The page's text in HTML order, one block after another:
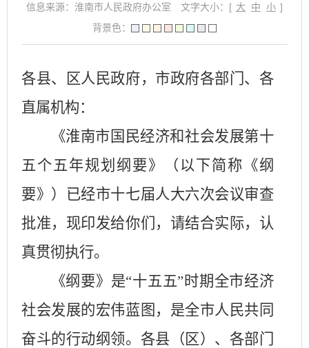
信息来源：淮南市人民政府办公室
文字大小：[ 大 中 小 ]
背景色：
各县、区人民政府，市政府各部门、各
直属机构：
《淮南市国民经济和社会发展第十
五个五年规划纲要》（以下简称《纲
要》）已经市十七届人大六次会议审查
批准，现印发给你们，请结合实际，认
真贯彻执行。
《纲要》是“十五五”时期全市经济
社会发展的宏伟蓝图，是全市人民共同
奋斗的行动纲领。各县（区）、各部门